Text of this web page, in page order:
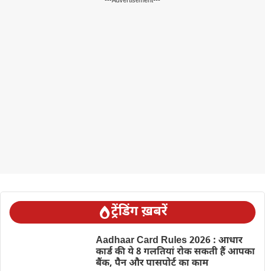
ट्रेंडिंग ख़बरें
Aadhaar Card Rules 2026 : आधार
कार्ड की ये 8 गलतियां रोक सकती हैं आपका
बैंक, पैन और पासपोर्ट का काम